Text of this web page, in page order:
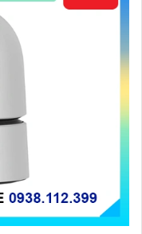
động bình thường, vệ
đặt và sử dụng Camera